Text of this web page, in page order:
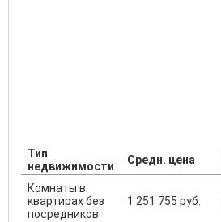
Тип
недвижимости
Средн. цена
Комнаты в
квартирах без
посредников
1 251 755 руб.